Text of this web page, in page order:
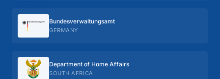
Bundes­verwaltungs­amt
GERMANY
Department of Home Affairs
SOUTH AFRICA